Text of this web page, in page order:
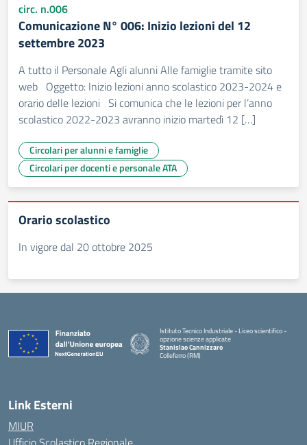
circ. n.006
Comunicazione N° 006: Inizio lezioni del 12
settembre 2023
A tutto il Personale Agli alunni Alle famiglie tramite sito
web Oggetto: Inizio lezioni anno scolastico 2023-2024 e
orario delle lezioni Si comunica che le lezioni per l’anno
scolastico 2022-2023 avranno inizio martedì 12 […]
Circolari per alunni e famiglie
Circolari per docenti e personale ATA
Orario scolastico
In vigore dal 20 ottobre 2025
Istituto Tecnico Industriale - Liceo scientifico -
opzione scienze applicate
Stanislao Cannizzaro
Colleferro (RM)
Link Esterni
MIUR